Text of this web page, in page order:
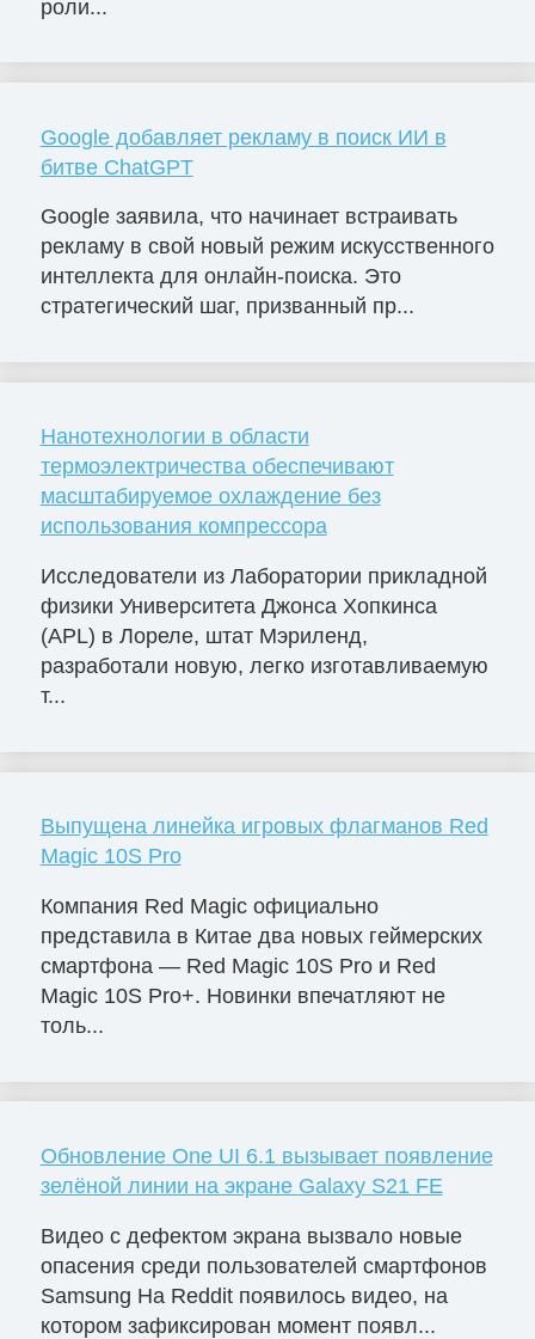
роли...
Google добавляет рекламу в поиск ИИ в
битве ChatGPT
Google заявила, что начинает встраивать
рекламу в свой новый режим искусственного
интеллекта для онлайн-поиска. Это
стратегический шаг, призванный пр...
Нанотехнологии в области
термоэлектричества обеспечивают
масштабируемое охлаждение без
использования компрессора
Исследователи из Лаборатории прикладной
физики Университета Джонса Хопкинса
(APL) в Лореле, штат Мэриленд,
разработали новую, легко изготавливаемую
т...
Выпущена линейка игровых флагманов Red
Magic 10S Pro
Компания Red Magic официально
представила в Китае два новых геймерских
смартфона — Red Magic 10S Pro и Red
Magic 10S Pro+. Новинки впечатляют не
толь...
Обновление One UI 6.1 вызывает появление
зелёной линии на экране Galaxy S21 FE
Видео с дефектом экрана вызвало новые
опасения среди пользователей смартфонов
Samsung На Reddit появилось видео, на
котором зафиксирован момент появл...